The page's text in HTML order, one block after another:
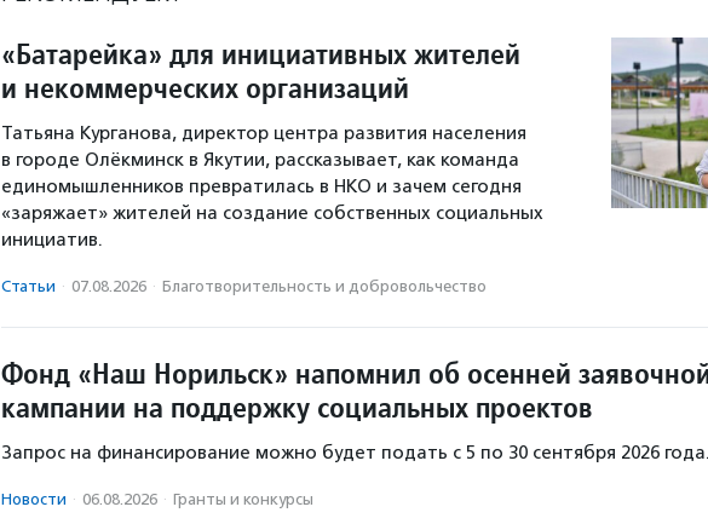
«Батарейка» для инициативных жителей
и некоммерческих организаций
Татьяна Курганова, директор центра развития населения
в городе Олёкминск в Якутии, рассказывает, как команда
единомышленников превратилась в НКО и зачем сегодня
«заряжает» жителей на создание собственных социальных
инициатив.
Статьи · 07.08.2026 · Благотвори­тель­ность и доброволь­чест­во
Фонд «Наш Норильск» напомнил об осенней
кампании на поддержку социальных проектов
Запрос на финансирование можно будет подать с 5 по 30 сентября 2026
Новости · 06.08.2026 · Гранты и конкурсы